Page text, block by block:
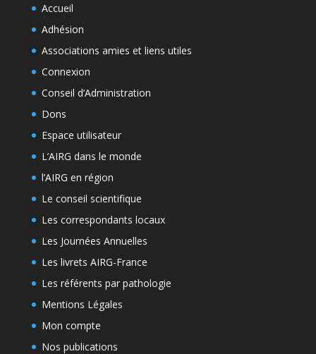
Accueil
Adhésion
Associations amies et liens utiles
Connexion
Conseil d’Administration
Dons
Espace utilisateur
L’AIRG dans le monde
l’AIRG en région
Le conseil scientifique
Les correspondants locaux
Les Journées Annuelles
Les livrets AIRG-France
Les référents par pathologie
Mentions Légales
Mon compte
Nos publications